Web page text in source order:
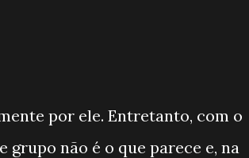
por ele. Entretanto, com o
grupo não é o que parece e, na